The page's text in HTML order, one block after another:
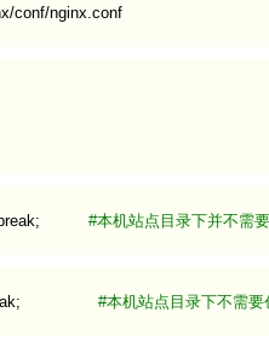
conf/nginx.conf
break; #本机站点目录下并不需
break;
#本机站点目录下不需